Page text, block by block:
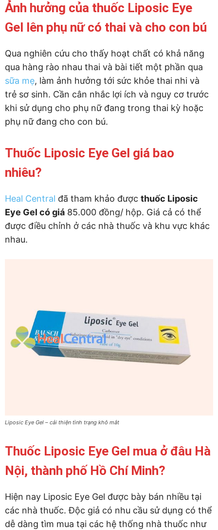
Ảnh hưởng của thuốc Liposic Eye
Gel lên phụ nữ có thai và cho con bú
Qua nghiên cứu cho thấy hoạt chất có khả năng
qua hàng rào nhau thai và bài tiết một phần qua
sữa mẹ, làm ảnh hưởng tới sức khỏe thai nhi và
trẻ sơ sinh. Cần cân nhắc lợi ích và nguy cơ trước
khi sử dụng cho phụ nữ đang trong thai kỳ hoặc
phụ nữ đang cho con bú.
Thuốc Liposic Eye Gel giá bao
nhiêu?
Heal Central đã tham khảo được thuốc Liposic
Eye Gel có giá 85.000 đồng/ hộp. Giá cả có thể
được điều chỉnh ở các nhà thuốc và khu vực khác
nhau.
Liposic Eye Gel – cải thiện tình trạng khô mắt
Thuốc Liposic Eye Gel mua ở đâu Hà
Nội, thành phố Hồ Chí Minh?
Hiện nay Liposic Eye Gel được bày bán nhiều tại
các nhà thuốc. Độc giả có nhu cầu sử dụng có thể
dễ dàng tìm mua tại các hệ thống nhà thuốc như